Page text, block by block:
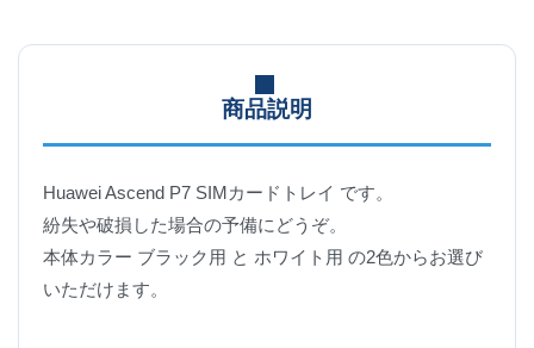
商品説明
Huawei Ascend P7 SIMカードトレイ です。
紛失や破損した場合の予備にどうぞ。
本体カラー ブラック用 と ホワイト用 の2色からお選び
いただけます。